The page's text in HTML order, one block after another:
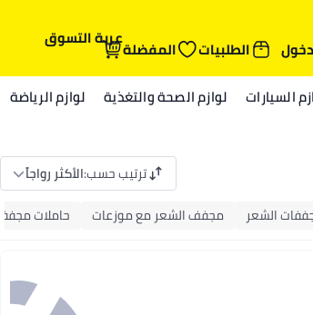
الطلبيات المفضلةعربة التسوق
السيارات لوازم الصحة والتغذية لوازم الرياضة
ترتيب حسب:الأكثر رواجاً
الشعر مجفف الشعر مع موزعات حاملات